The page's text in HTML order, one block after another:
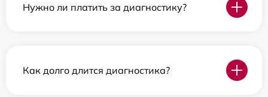
Нужно ли платить за диагностику?
Как долго длится диагностика?